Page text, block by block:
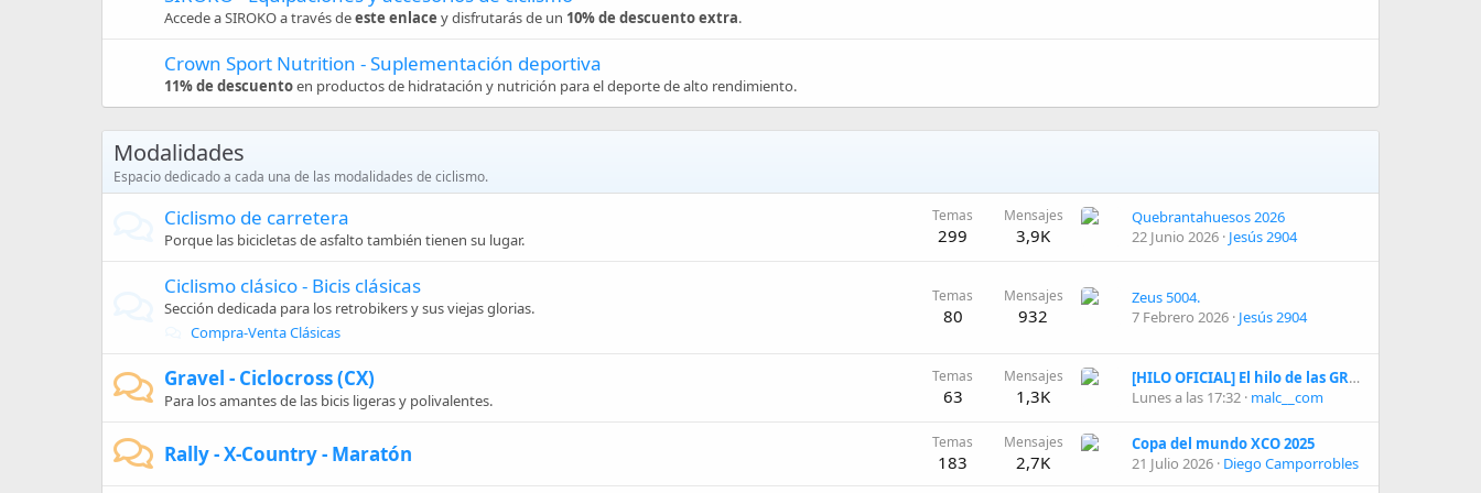
Accede a SIROKO a través deeste enlace y disfrutarás de un 10% de descuento extra.
Crown Sport Nutrition - Suplementación deportiva
11% de descuentoen productos de hidratación y nutrición para el deporte de alto rendimiento.
Modalidades
Espacio dedicado a cada una de las modalidades de ciclismo.
Ciclismo de carretera
Porque las bicicletas de asfalto también tienen su lugar.
Temas
299
Mensajes
3,9K
Quebrantahuesos 2026
22 Junio 2026 Jesús 2904
Ciclismo clásico - Bicis clásicas
Sección dedicada para los retrobikers y sus viejas glorias.
Compra-Venta Clásicas
Temas
80
Mensajes
932
Zeus 5004.
7 Febrero 2026 Jesús 2904
Gravel - Ciclocross (CX)
Para los amantes de las bicis ligeras y polivalentes.
Temas
63
Mensajes
1,3K
[HILO OFICIAL] El hilo de las GRAVEL (Con o sin camisa de cuadros)
Lunes a las 17:32 malc__com
Rally - X-Country - Maratón Temas
183
Mensajes
2,7K
Copa del mundo XCO 2025
21 Julio 2026 Diego Camporrobles